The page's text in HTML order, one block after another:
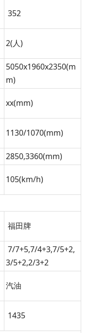
352
2(人)
5050x1960x2350(m
m)
xx(mm)
1130/1070(mm)
2850,3360(mm)
105(km/h)
福田牌
7/7+5,7/4+3,7/5+2,
3/5+2,2/3+2
汽油
1435